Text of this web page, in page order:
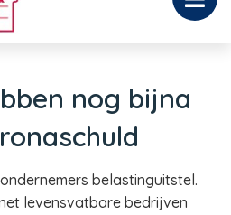
nog bijna
belastinguitstel.
levensvatbare bedrijven